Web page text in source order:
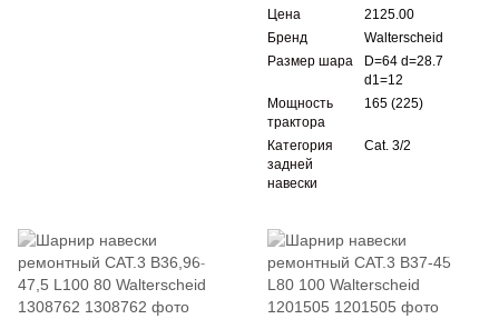
Цена
2125.00
Бренд
Walterscheid
Размер шара
D=64 d=28.7
d1=12
Мощность
трактора
165 (225)
Категория
задней
навески
Cat. 3/2